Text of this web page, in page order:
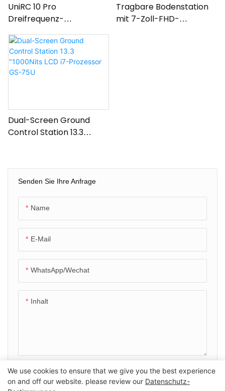
Senden Sie Ihre Anfrage
Name
E-Mail
WhatsApp/Wechat
Inhalt
SENDEN SIE JETZT ANFRAGE
UniRC 10 Pro
Dreifrequenz-
Drohnen-, Roboter- und
UGV-Steuerung
Tragbare Bodenstation
mit 7-Zoll-FHD-
Dual-Screen Ground
Control Station 13.3
We use cookies to ensure that we give you the best experience
on and off our website. please review our Datenschutz-